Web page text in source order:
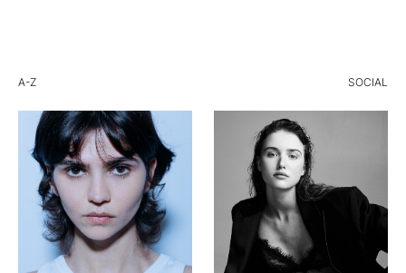
A-Z SOCIAL